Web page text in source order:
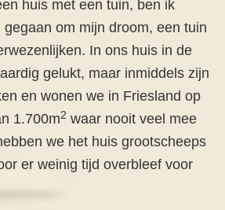
huis met een tuin, ben ik
om mijn droom, een tuin
In ons huis in de
gelukt, maar inmiddels zijn
en wonen we in Friesland op
1.700m2 waar nooit veel mee
we het huis grootscheeps
er weinig tijd overbleef voor